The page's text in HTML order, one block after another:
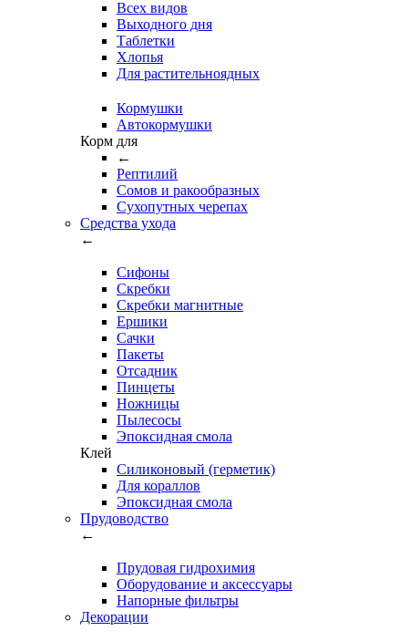
Всех видов
Выходного дня
Таблетки
Хлопья
Для растительноядных
Кормушки
Автокормушки
Корм для
←
Рептилий
Сомов и ракообразных
Сухопутных черепах
Средства ухода
←
Сифоны
Скребки
Скребки магнитные
Ершики
Сачки
Пакеты
Отсадник
Пинцеты
Ножницы
Пылесосы
Эпоксидная смола
Клей
Силиконовый (герметик)
Для кораллов
Эпоксидная смола
Прудоводство
←
Прудовая гидрохимия
Оборудование и аксессуары
Напорные фильтры
Декорации